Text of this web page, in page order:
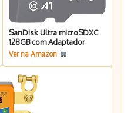
SanDisk Ultra microSDXC
128GB com Adaptador
Ver na Amazon